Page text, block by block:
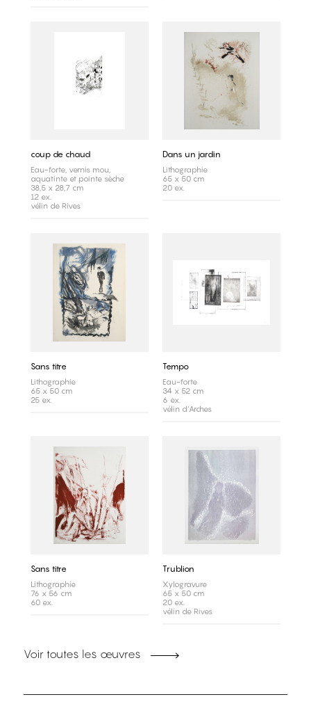
coup de chaud
Eau-forte, vernis mou,
aquatinte et pointe sèche
38,5 x 28,7 cm
12 ex.
vélin de Rives
Dans un jardin
Lithographie
65 x 50 cm
20 ex.
Sans titre
Lithographie
65 x 50 cm
25 ex.
Tempo
Eau-forte
34 x 52 cm
6 ex.
vélin d'Arches
Sans titre
Lithographie
76 x 56 cm
60 ex.
Trublion
Xylogravure
65 x 50 cm
20 ex.
vélin de Rives
Voir toutes les œuvres